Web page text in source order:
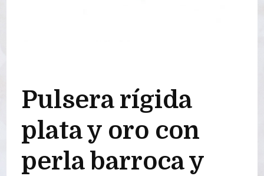
Pulsera rígida
plata y oro con
perla barroca y